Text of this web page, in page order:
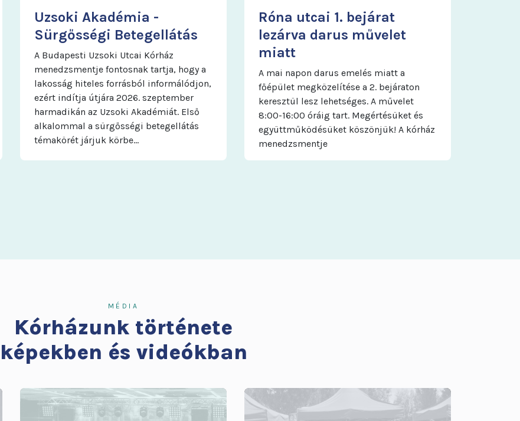
Uzsoki Akadémia -
Sürgősségi Betegellátás
A Budapesti Uzsoki Utcai Kórház
menedzsmentje fontosnak tartja, hogy a
lakosság hiteles forrásból informálódjon,
ezért indítja útjára 2026. szeptember
harmadikán az Uzsoki Akadémiát. Első
alkalommal a sürgősségi betegellátás
témakörét járjuk körbe…
Róna utcai 1. bejárat
lezárva darus művelet
miatt
A mai napon darus emelés miatt a
főépület megközelítése a 2. bejáraton
keresztül lesz lehetséges. A művelet
8:00-16:00 óráig tart. Megértésüket és
együttműködésüket köszönjük! A kórház
menedzsmentje
MÉDIA
Kórházunk története
képekben és videókban